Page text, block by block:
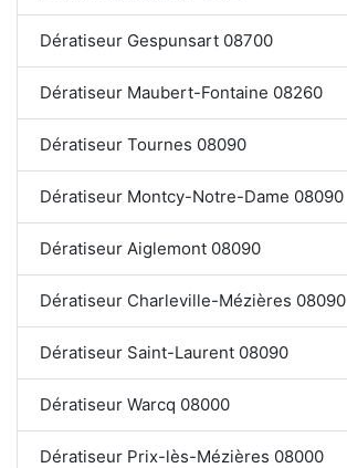
Dératiseur Gespunsart 08700
Dératiseur Maubert-Fontaine 08260
Dératiseur Tournes 08090
Dératiseur Montcy-Notre-Dame 08090
Dératiseur Aiglemont 08090
Dératiseur Charleville-Mézières 08090
Dératiseur Saint-Laurent 08090
Dératiseur Warcq 08000
Dératiseur Prix-lès-Mézières 08000